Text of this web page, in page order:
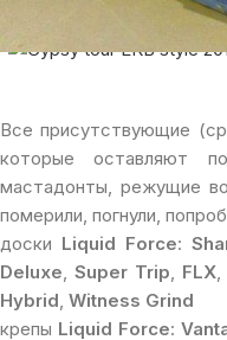
Все присутствующие
которые оставляют
мастадонты, режущие
померили, погнули,
доски Liquid Force:
Deluxe,Super Trip, FLX,
Hybrid, Witness Grind
крепы Liquid Force: